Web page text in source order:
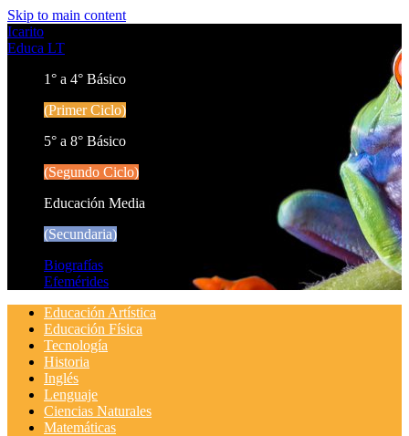
Skip to main content
Icarito
Educa LT
1° a 4° Básico
(Primer Ciclo)
5° a 8° Básico
(Segundo Ciclo)
Educación Media
(Secundaria)
Biografías
Efemérides
Educación Artística
Educación Física
Tecnología
Historia
Inglés
Lenguaje
Ciencias Naturales
Matemáticas